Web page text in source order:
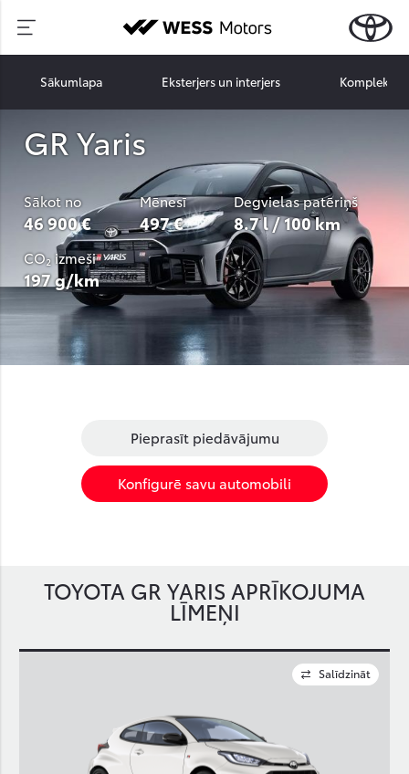
Sākumlapa Eksterjers un interjers
GR Yaris
Sākot no
46 900 €
Mēnesī
497 €
Degvielas patēriņš
8.7 l / 100 km
CO₂ izmeši
197 g/km
Pieprasīt piedāvājumu
Konfigurē savu automobili
TOYOTA GR YARIS APRĪKOJUMA
LĪMEŅI
Salīdzināt